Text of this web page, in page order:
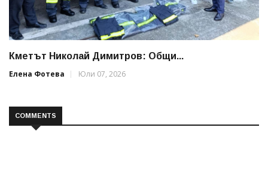
Кметът Николай Димитров: Общи...
Елена Фотева
Юли 07, 2026
COMMENTS